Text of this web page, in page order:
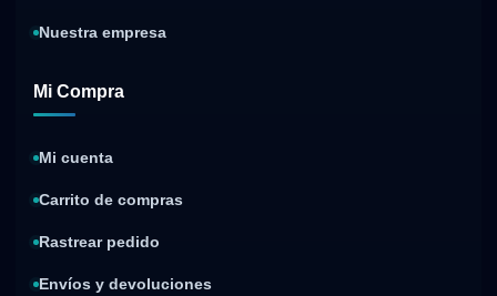
Nuestra empresa
Mi Compra
Mi cuenta
Carrito de compras
Rastrear pedido
Envíos y devoluciones